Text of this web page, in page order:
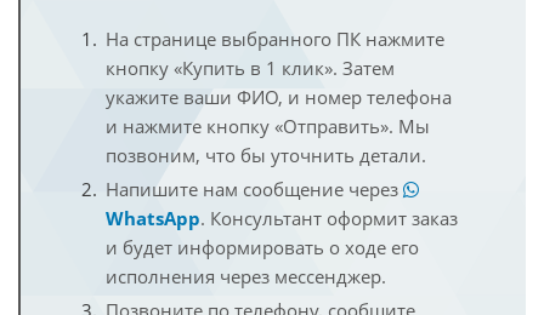
На странице выбранного ПК нажмите
кнопку «Купить в 1 клик». Затем
укажите ваши ФИО, и номер телефона
и нажмите кнопку «Отправить». Мы
позвоним, что бы уточнить детали.
Напишите нам сообщение через
WhatsApp. Консультант оформит заказ
и будет информировать о ходе его
исполнения через мессенджер.
Позвоните по телефону, сообщите